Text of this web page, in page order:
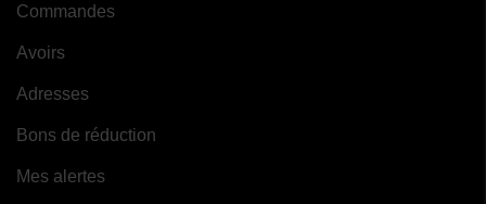
Commandes
Avoirs
Adresses
Bons de réduction
Mes alertes